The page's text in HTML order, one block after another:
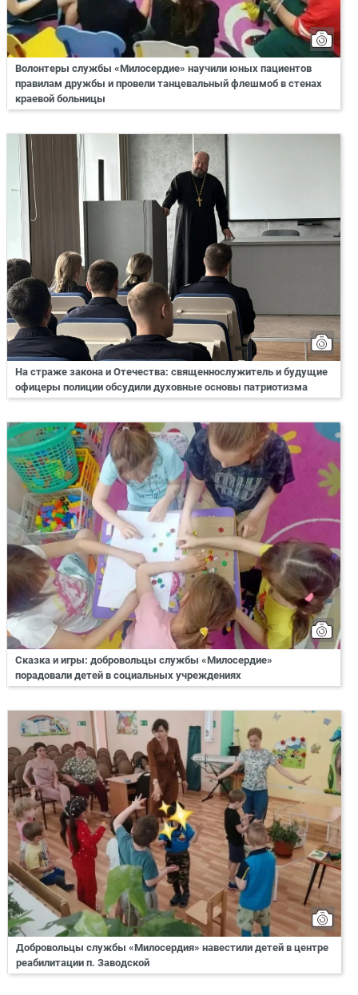
Волонтеры службы «Милосердие» научили юных пациентов
правилам дружбы и провели танцевальный флешмоб в стенах
краевой больницы
На страже закона и Отечества: священнослужитель и будущие
офицеры полиции обсудили духовные основы патриотизма
Сказка и игры: добровольцы службы «Милосердие»
порадовали детей в социальных учреждениях
Добровольцы службы «Милосердия» навестили детей в центре
реабилитации п. Заводской